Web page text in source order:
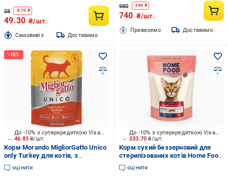
58 -8.70 ₴
49.30 ₴/шт.
Cамовивіз Доставимо
980 -240 ₴
740 ₴/шт.
Привеземо Доставимо
46.83₴/шт.
До -10% з суперкредиткою Visa Вигода
Корм Morando MigliorGatto Unico
only Turkey для котів, з
індичкою 85 г
оцінити
233.70₴/шт.
До -10% з суперкредиткою Visa Вигода
Корм сухий беззерновий для
стерилізованих котів Home Food
Grain-free hypoallergenic.
Suitable for exotic breeds ка
оцінити